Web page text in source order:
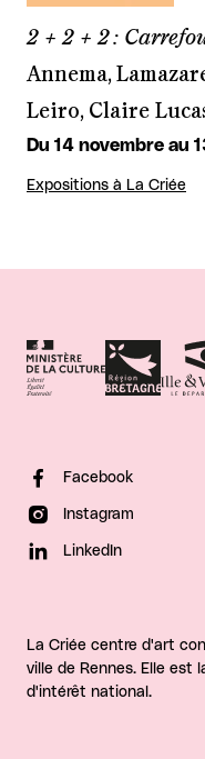
2 + 2 + 2 :
Annema,
Leiro, Claire
Du 14 novembre au
Expositions à La Criée
Facebook
Instagram
LinkedIn
La Criée centre d'art
ville de Rennes. Elle est
d'intérêt national.